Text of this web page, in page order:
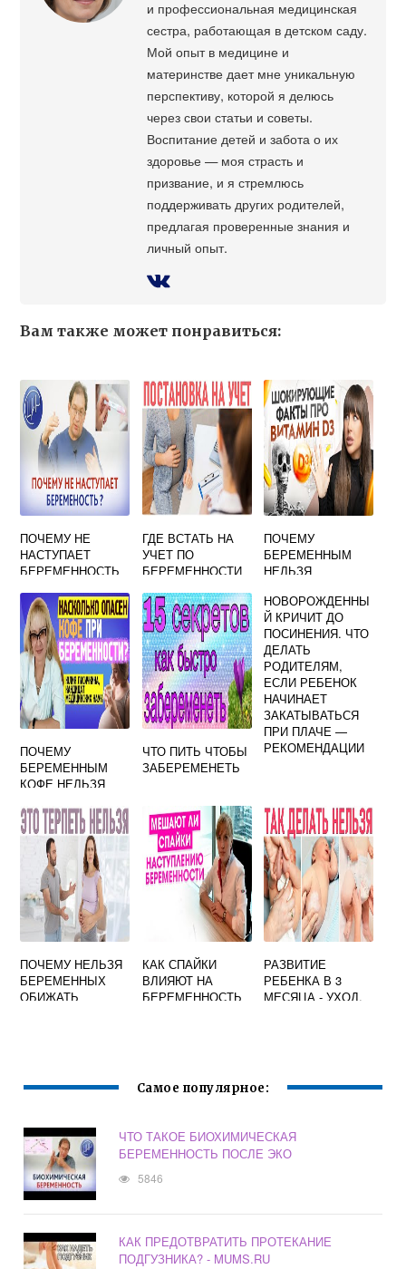
и профессиональная медицинская
сестра, работающая в детском саду.
Мой опыт в медицине и
материнстве дает мне уникальную
перспективу, которой я делюсь
через свои статьи и советы.
Воспитание детей и забота о их
здоровье — моя страсть и
призвание, и я стремлюсь
поддерживать других родителей,
предлагая проверенные знания и
личный опыт.
Вам также может понравиться:
ПОЧЕМУ НЕ
НАСТУПАЕТ
БЕРЕМЕННОСТЬ
ГДЕ ВСТАТЬ НА
УЧЕТ ПО
БЕРЕМЕННОСТИ
ПОЧЕМУ
БЕРЕМЕННЫМ
НЕЛЬЗЯ
ПОЧЕМУ
БЕРЕМЕННЫМ
КОФЕ НЕЛЬЗЯ
ЧТО ПИТЬ ЧТОБЫ
ЗАБЕРЕМЕНЕТЬ
НОВОРОЖДЕННЫ
Й КРИЧИТ ДО
ПОСИНЕНИЯ. ЧТО
ДЕЛАТЬ
РОДИТЕЛЯМ,
ЕСЛИ РЕБЕНОК
НАЧИНАЕТ
ЗАКАТЫВАТЬСЯ
ПРИ ПЛАЧЕ —
РЕКОМЕНДАЦИИ
ПОЧЕМУ НЕЛЬЗЯ
БЕРЕМЕННЫХ
ОБИЖАТЬ
КАК СПАЙКИ
ВЛИЯЮТ НА
БЕРЕМЕННОСТЬ
РАЗВИТИЕ
РЕБЕНКА В 3
МЕСЯЦА - УХОД,
Самое популярное:
ЧТО ТАКОЕ БИОХИМИЧЕСКАЯ
БЕРЕМЕННОСТЬ ПОСЛЕ ЭКО
5846
КАК ПРЕДОТВРАТИТЬ ПРОТЕКАНИЕ
ПОДГУЗНИКА? - MUMS.RU